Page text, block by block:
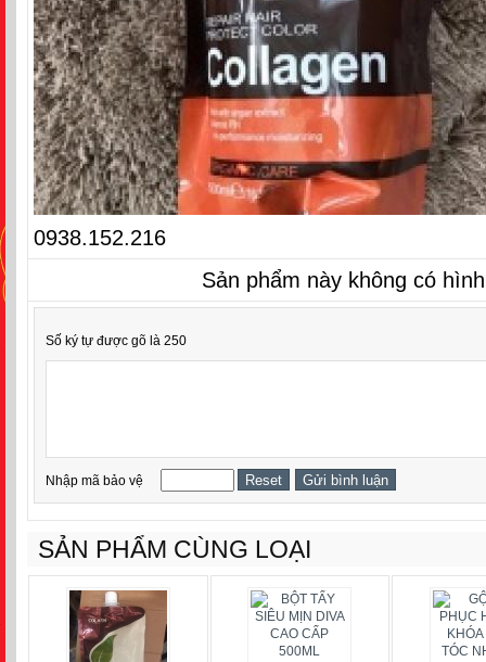
0938.152.216
Sản phẩm này không có
Số ký tự được gõ là 250
Nhập mã bảo vệ
SẢN PHẨM CÙNG LOẠI